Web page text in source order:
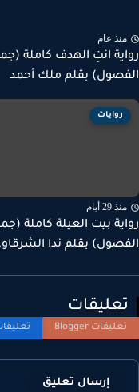
عام
انتِ الهدف كاملة (جميع
بقلم ملك أحمد
روايات
29 أيام
بيت العيلة كاملة (جميع
بقلم ندا الشرقاوى
إرسال تعليق